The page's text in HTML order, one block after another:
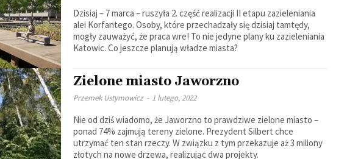
Dzisiaj – 7 marca – ruszyła 2. część realizacji II etapu zazieleniania
alei Korfantego. Osoby, które przechadzały się dzisiaj tamtędy,
mogły zauważyć, że praca wre! To nie jedyne plany ku zazieleniania
Katowic. Co jeszcze planują władze miasta?
Zielone miasto Jaworzno
Przemek Ustymowicz - 1 lutego, 2022
Nie od dziś wiadomo, że Jaworzno to prawdziwe zielone miasto –
ponad 74% zajmują tereny zielone. Prezydent Silbert chce
utrzymać ten stan rzeczy. W związku z tym przekazuje aż 3 miliony
złotych na nowe drzewa, realizując dwa projekty.